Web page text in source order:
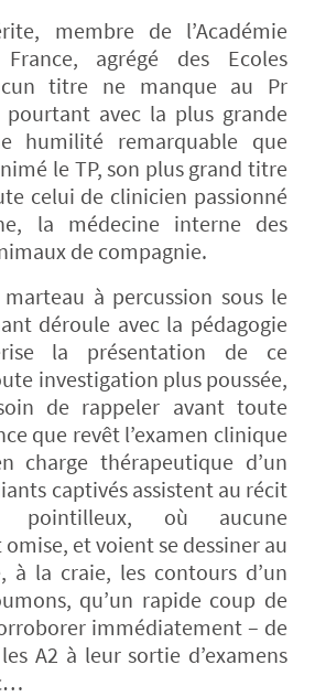
membre de l’Académie
agrégé des Ecoles
titre ne manque au Pr
pourtant avec la plus grande
humilité remarquable que
le TP, son plus grand titre
celui de clinicien passionné
la médecine interne des
de compagnie.
à percussion sous le
déroule avec la pédagogie
la présentation de ce
investigation plus poussée,
de rappeler avant toute
que revêt l’examen clinique
charge thérapeutique d’un
captivés assistent au récit
pointilleux, où aucune
et voient se dessiner au
à la craie, les contours d’un
qu’un rapide coup de
immédiatement – de
A2 à leur sortie d’examens